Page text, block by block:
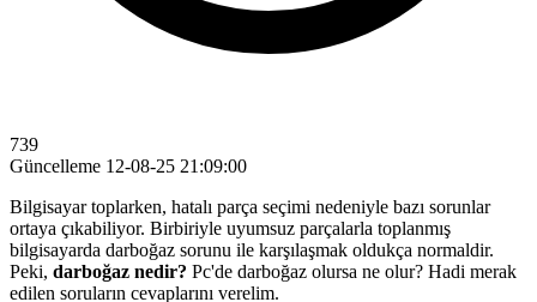
739
Güncelleme 12-08-25 21:09:00
Bilgisayar toplarken, hatalı parça seçimi nedeniyle bazı sorunlar
ortaya çıkabiliyor. Birbiriyle uyumsuz parçalarla toplanmış
bilgisayarda darboğaz sorunu ile karşılaşmak oldukça normaldir.
Peki, darboğaz nedir? Pc'de darboğaz olursa ne olur? Hadi merak
edilen soruların cevaplarını verelim.